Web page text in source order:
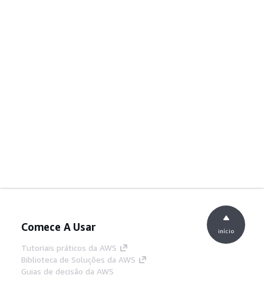
Comece A Usar
Tutoriais práticos da AWS
Biblioteca de Soluções da AWS
Guias de decisão da AWS
início